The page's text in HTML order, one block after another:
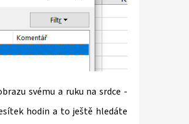
svému a ruku na srdce -
hodin a to ještě hledáte